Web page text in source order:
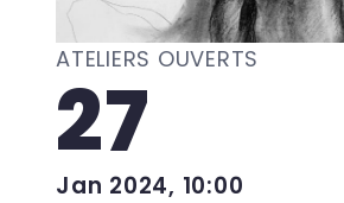
ATELIERS OUVERTS
27
Jan 2024, 10:00